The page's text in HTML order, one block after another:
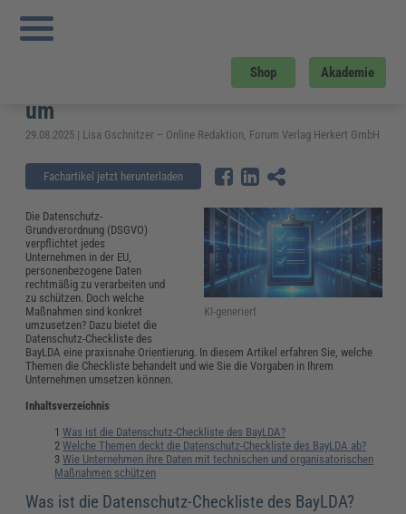
Shop Akademie
Sie sind hier:
Datenschutz-Checkliste des BayLDA: So setzen Unternehmen die DSGVO um
Datenschutz-Checkliste des BayLDA:
So setzen Unternehmen die DSGVO
um
29.08.2025 | Lisa Gschnitzer – Online Redaktion, Forum Verlag Herkert GmbH
Fachartikel jetzt herunterladen
KI-generiert
Die Datenschutz-
Grundverordnung (DSGVO)
verpflichtet jedes
Unternehmen in der EU,
personenbezogene Daten
rechtmäßig zu verarbeiten und
zu schützen. Doch welche
Maßnahmen sind konkret
umzusetzen? Dazu bietet die
Datenschutz-Checkliste des
BayLDA eine praxisnahe Orientierung. In diesem Artikel erfahren Sie, welche
Themen die Checkliste behandelt und wie Sie die Vorgaben in Ihrem
Unternehmen umsetzen können.
Inhaltsverzeichnis
Was ist die Datenschutz-Checkliste des BayLDA?
Welche Themen deckt die Datenschutz-Checkliste des BayLDA ab?
Wie Unternehmen ihre Daten mit technischen und organisatorischen
Maßnahmen schützen
Was ist die Datenschutz-Checkliste des BayLDA?